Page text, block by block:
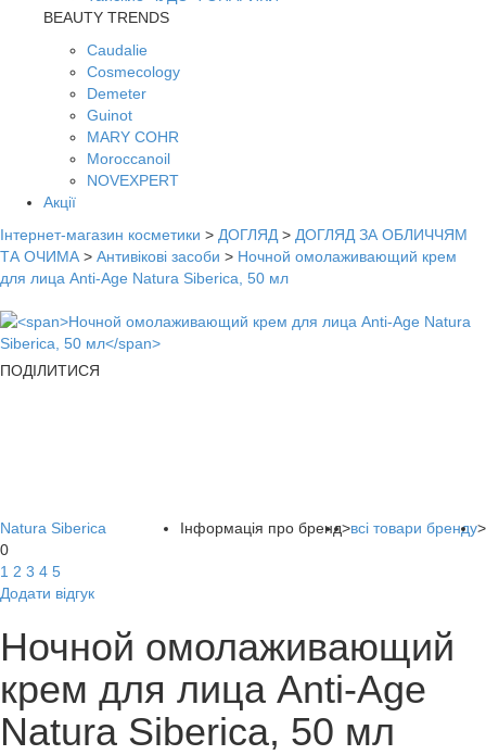
BEAUTY TRENDS
Caudalie
Cosmecology
Demeter
Guinot
MARY COHR
Moroccanoil
NOVEXPERT
Акції
Інтернет-магазин косметики > ДОГЛЯД > ДОГЛЯД ЗА ОБЛИЧЧЯМ
ТА ОЧИМА > Антивікові засоби > Ночной омолаживающий крем
для лица Anti-Age Natura Siberica, 50 мл
ПОДІЛИТИСЯ
Інформація про бренд>всі товари бренду>
Natura Siberica
0
1 2 3 4 5
Додати відгук
Ночной омолаживающий
крем для лица Anti-Age
Natura Siberica, 50 мл